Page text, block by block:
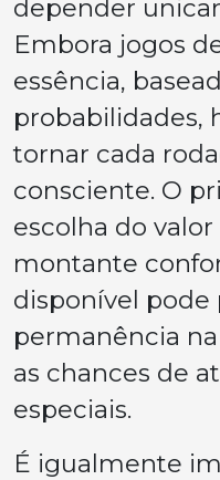
depender
Embora jogos
essência,
probabilidades,
tornar cada
consciente. O
escolha do
montante
disponível pode
permanência
as chances de
especiais.
É igualmente